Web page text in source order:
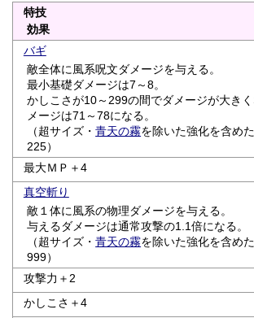
特技
効果
バギ
敵全体に風系呪文ダメージを与える。
最小基礎ダメージは7～8。
かしこさが10～299の間でダメージが大き
メージは71～78になる。
（超サイズ・青天の霧を除いた強化を含め
225）
最大ＭＰ＋4
真空斬り
敵１体に風系の物理ダメージを与える。
与えるダメージは通常攻撃の1.1倍になる。
（超サイズ・青天の霧を除いた強化を含め
999）
攻撃力＋2
かしこさ＋4